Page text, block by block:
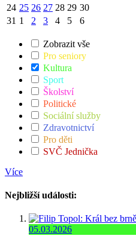
24 25 26 27 28 29 30
31 1 2 3 4 5 6
Zobrazit vše
Pro seniory
Kultura
Sport
Školství
Politické
Sociální služby
Zdravotnictví
Pro děti
SVČ Jednička
Více
Nejbližší události:
05.03.2026